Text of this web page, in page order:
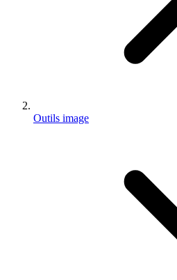
Outils image